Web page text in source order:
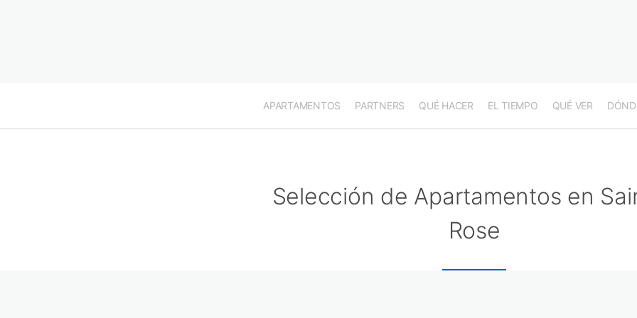
APARTAMENTOS PARTNERS QUÉ HACER EL TIEMPO QUÉ VER
Selección de Apartamentos en
Rose